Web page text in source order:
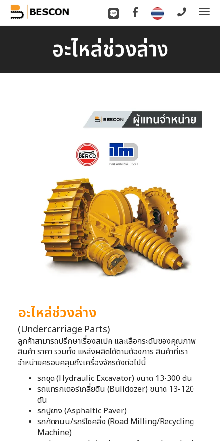
อะไหล่ช่วงล่าง
อะไหล่ช่วงล่าง
(Undercarriage Parts)
ลูกค้าสามารถปรึกษาเรื่องสเปค และเลือกระดับของคุณภาพ
สินค้า ราคา รวมทั้ง แหล่งผลิตได้ตามต้องการ สินค้าที่เรา
จำหน่ายครอบคลุมถึงเครื่องจักรดังต่อไปนี้
รถขุด (Hydraulic Excavator) ขนาด 13-300 ตัน
รถแทรกเตอร์เกลี่ยดิน (Bulldozer) ขนาด 13-120
ตัน
รถปูยาง (Asphaltic Paver)
รถกัดถนน/รถรีไซคลิ่ง (Road Milling/Recycling
Machine)